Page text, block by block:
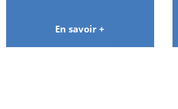
En savoir +